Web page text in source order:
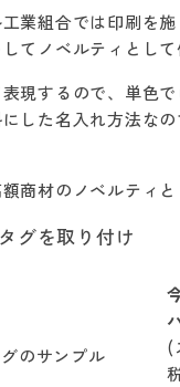
業組合では印刷を
てノベルティとし
現するので、単色
した名入れ方法な
商材のノベルティ
グを取り付け
(